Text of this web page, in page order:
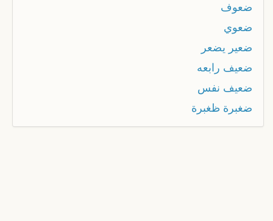
ضعوف
ضعوي
ضعير يضعر
ضعيف رابعه
ضعيف نفس
ضغبرة ظغبرة